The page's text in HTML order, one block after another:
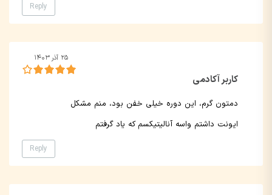
Reply
کاربر آکادمی
۲۵ آذر ۱۴۰۳
Reply
دمتون گرم، این دوره خیلی خفن بود، منم مشکل
ایونت داشتم واسه آنالیتیکسم که یاد گرفتم